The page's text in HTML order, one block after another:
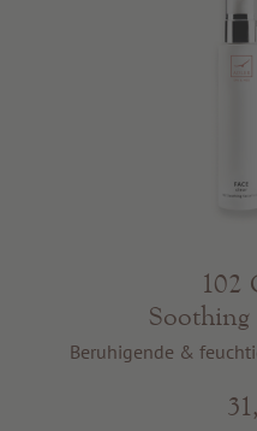
102
Beruhigende &